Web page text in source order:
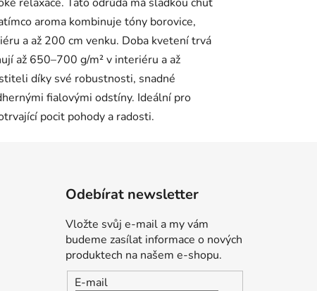
Odebírat newsletter
Vložte svůj e-mail a my vám
budeme zasílat informace o nových
produktech na našem e-shopu.
E-mail